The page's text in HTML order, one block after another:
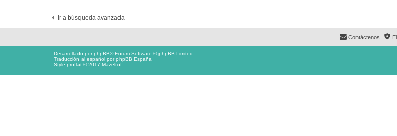
Ir a búsqueda avanzada
Contáctenos
Desarrollado porphpBB® Forum Software © phpBB Limited
Traducción al español porphpBB España
Style proflat © 2017 Mazeltof